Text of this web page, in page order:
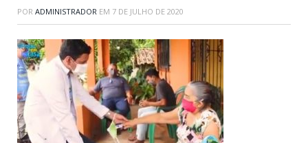
POR ADMINISTRADOR EM 7 DE JULHO DE 2020